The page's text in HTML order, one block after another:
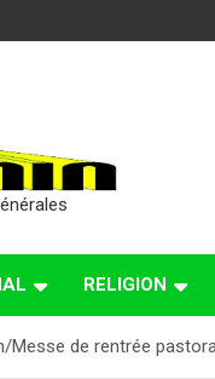
RELIGION
Messe de rentrée